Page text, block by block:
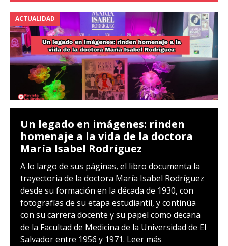
ACTUALIDAD
Un legado en imágenes: rinden
homenaje a la vida de la doctora
María Isabel Rodríguez
A lo largo de sus páginas, el libro documenta la
trayectoria de la doctora María Isabel Rodríguez
desde su formación en la década de 1930, con
fotografías de su etapa estudiantil, y continúa
con su carrera docente y su papel como decana
de la Facultad de Medicina de la Universidad de El
Salvador entre 1956 y 1971. Leer más